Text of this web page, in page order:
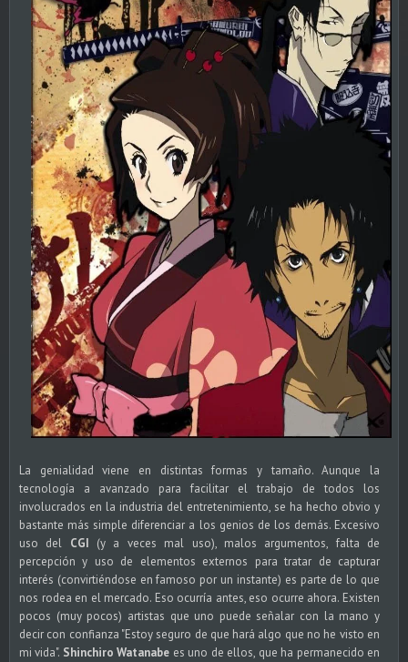
La genialidad viene en distintas formas y tamaño. Aunque la
tecnología a avanzado para facilitar el trabajo de todos los
involucrados en la industria del entretenimiento, se ha hecho obvio y
bastante más simple diferenciar a los genios de los demás. Excesivo
uso del CGI (y a veces mal uso), malos argumentos, falta de
percepción y uso de elementos externos para tratar de capturar
interés (convirtiéndose en famoso por un instante) es parte de lo que
nos rodea en el mercado. Eso ocurría antes, eso ocurre ahora. Existen
pocos (muy pocos) artistas que uno puede señalar con la mano y
decir con confianza "Estoy seguro de que hará algo que no he visto en
mi vida". Shinchiro Watanabe es uno de ellos, que ha permanecido en